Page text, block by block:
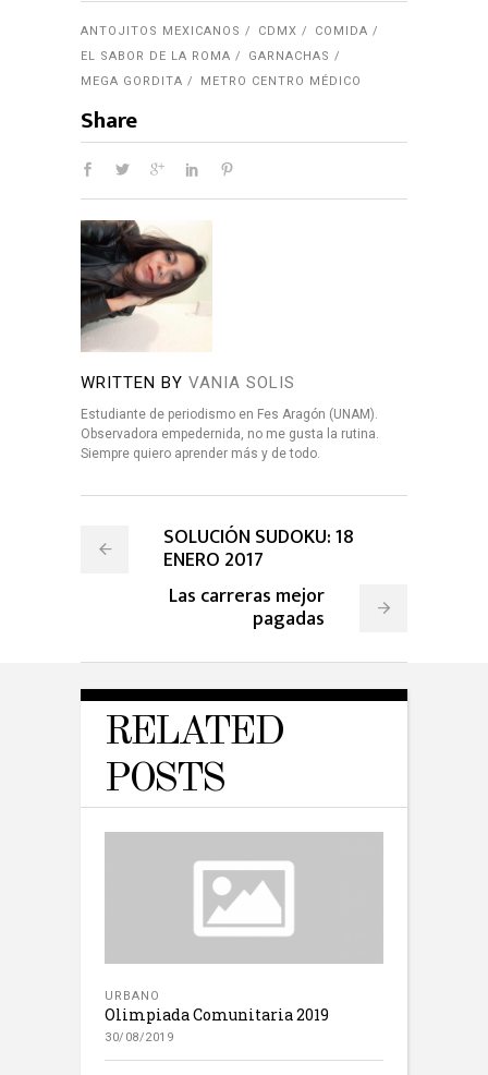
ANTOJITOS MEXICANOS CDMX
COMIDA
EL SABOR DE LA ROMA
GARNACHAS
MEGA GORDITA
METRO CENTRO MÉDICO
Share
WRITTEN BY VANIA SOLIS
Estudiante de periodismo en Fes Aragón (UNAM).
Observadora empedernida, no me gusta la rutina.
Siempre quiero aprender más y de todo.
SOLUCIÓN SUDOKU: 18
ENERO 2017
Las carreras mejor
pagadas
RELATED
POSTS
URBANO
Olimpiada Comunitaria 2019
30/08/2019